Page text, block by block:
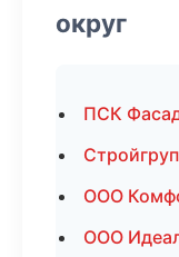
округ
ПСК
ООО
ООО